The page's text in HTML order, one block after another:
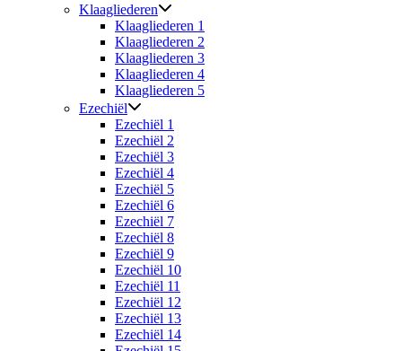
Klaagliederen
Klaagliederen 1
Klaagliederen 2
Klaagliederen 3
Klaagliederen 4
Klaagliederen 5
Ezechiël
Ezechiël 1
Ezechiël 2
Ezechiël 3
Ezechiël 4
Ezechiël 5
Ezechiël 6
Ezechiël 7
Ezechiël 8
Ezechiël 9
Ezechiël 10
Ezechiël 11
Ezechiël 12
Ezechiël 13
Ezechiël 14